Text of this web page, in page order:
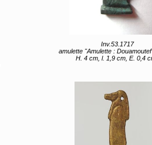
Inv.53.1717
amulette "Amulette : Douamoutef" (titre
H. 4 cm, l. 1,9 cm, E. 0,4